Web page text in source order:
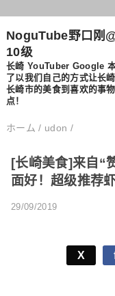
NoguTube野口刚
10级
长崎 YouTuber Google
了以我们自己的方式让长
长崎市的美食到喜欢的事
点！
ホーム / udon /
[长崎美食]来自“
面好！超级推荐
29/09/2019
X